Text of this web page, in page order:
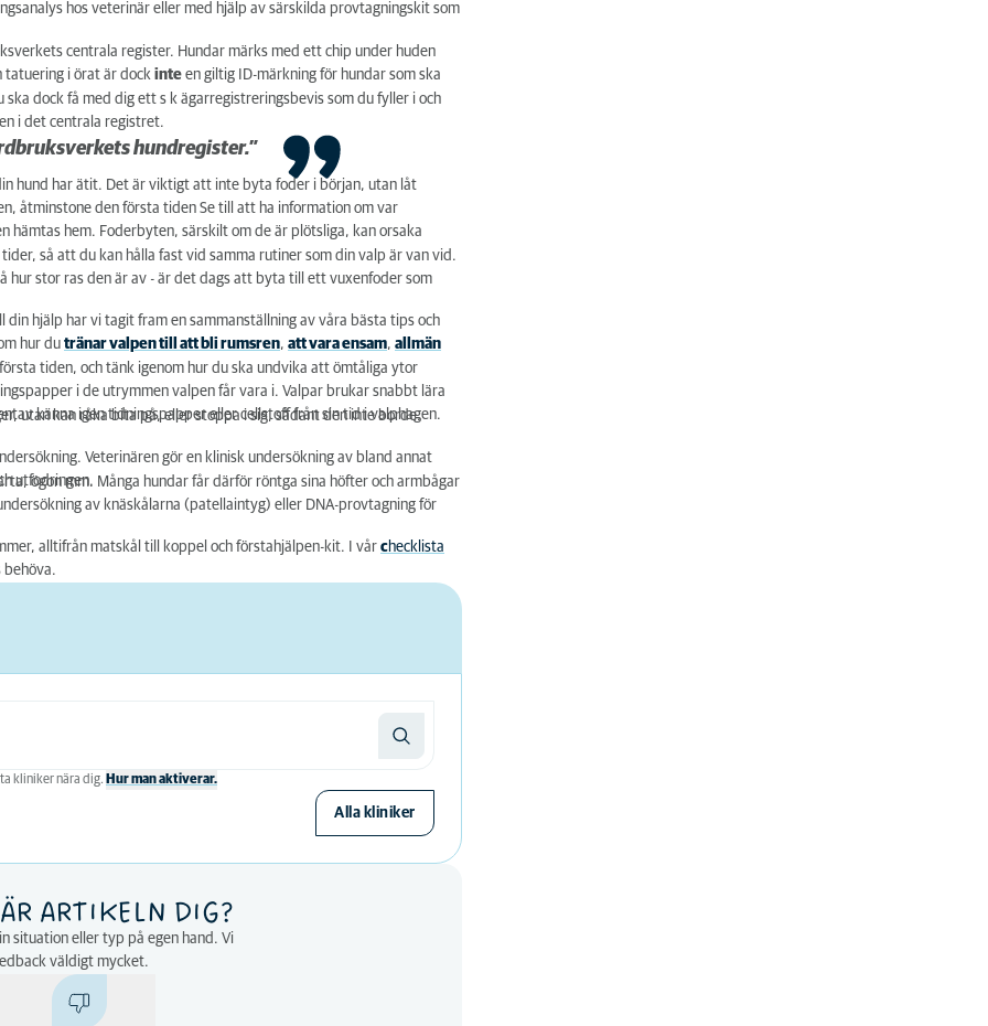
hos veterinär eller med hjälp av särskilda provtagningskit som
centrala register. Hundar märks med ett chip under huden
tatuering i örat är dock inte en giltig ID-märkning för hundar som ska
dock få med dig ett s k ägarregistreringsbevis som du fyller i och
i det centrala registret.
hundregister.”
hund har ätit. Det är viktigt att inte byta foder i början, utan låt
åtminstone den första tiden Se till att ha information om var
hämtas hem. Foderbyten, särskilt om de är plötsliga, kan orsaka
så att du kan hålla fast vid samma rutiner som din valp är van vid.
hur stor ras den är av - är det dags att byta till ett vuxenfoder som
hjälp har vi tagit fram en sammanställning av våra bästa tips och
hur du tränar valpen till att bli rumsren, att vara ensam, allmän
tiden, och tänk igenom hur du ska undvika att ömtåliga ytor
i de utrymmen valpen får vara i. Valpar brukar snabbt lära
känna igen tidningspapper eller cellstoff från sin tid i valphagen.
utan kan råka bita på, eller stoppa i sig, sådant den inte borde.
Veterinären gör en klinisk undersökning av bland annat
utfodringen.
ögon mm. Många hundar får därför röntga sina höfter och armbågar
av knäskålarna (patellaintyg) eller DNA-provtagning för
alltifrån matskål till koppel och förstahjälpen-kit. I vår checklista
behöva.
kliniker nära dig. Hur man aktiverar.
Alla kliniker
ARTIKELN DIG?
situation eller typ på egen hand. Vi
väldigt mycket.